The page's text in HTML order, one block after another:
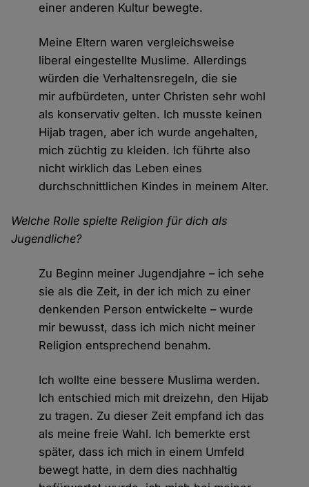
einer anderen Kultur bewegte.
Meine Eltern waren vergleichsweise
liberal eingestellte Muslime. Allerdings
würden die Verhaltensregeln, die sie
mir aufbürdeten, unter Christen sehr wohl
als konservativ gelten. Ich musste keinen
Hijab tragen, aber ich wurde angehalten,
mich züchtig zu kleiden. Ich führte also
nicht wirklich das Leben eines
durchschnittlichen Kindes in meinem Alter.
Welche Rolle spielte Religion für dich als
Jugendliche?
Zu Beginn meiner Jugendjahre – ich sehe
sie als die Zeit, in der ich mich zu einer
denkenden Person entwickelte – wurde
mir bewusst, dass ich mich nicht meiner
Religion entsprechend benahm.
Ich wollte eine bessere Muslima werden.
Ich entschied mich mit dreizehn, den Hijab
zu tragen. Zu dieser Zeit empfand ich das
als meine freie Wahl. Ich bemerkte erst
später, dass ich mich in einem Umfeld
bewegt hatte, in dem dies nachhaltig